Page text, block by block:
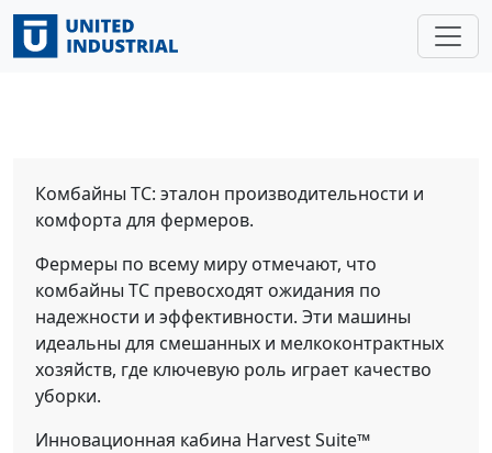
Главная /Техника
New
Holland
/New Holland TC5.90
Комбайны ТС: эталон производительности и
комфорта для фермеров.
Фермеры по всему миру отмечают, что
комбайны ТС превосходят ожидания по
надежности и эффективности. Эти машины
идеальны для смешанных и мелкоконтрактных
хозяйств, где ключевую роль играет качество
уборки.
Инновационная кабина Harvest Suite™